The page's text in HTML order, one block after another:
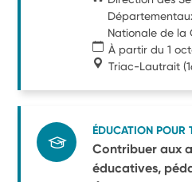
Nationale de la
À partir du 1
Triac-Lautrait
ÉDUCATION POUR
Contribuer aux
éducatives,